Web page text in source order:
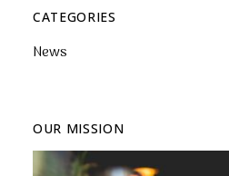
CATEGORIES
News
OUR MISSION